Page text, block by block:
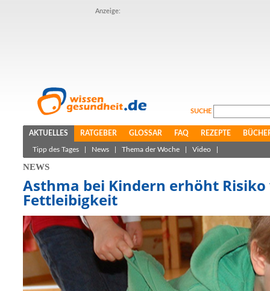
Anzeige:
SUCHE
AKTUELLES RATGEBER GLOSSAR FAQ REZEPTE
Tipp des Tages News Thema der Woche Video
NEWS
Asthma bei Kindern erhöht Risiko
Fettleibigkeit